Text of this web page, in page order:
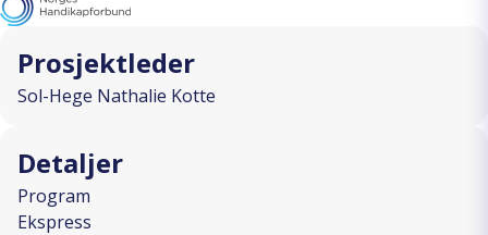
Prosjektleder
Sol-Hege Nathalie Kotte
Detaljer
Program
Ekspress